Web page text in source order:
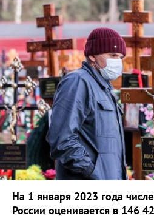
На 1 января 2023 года
России оценивается в 146